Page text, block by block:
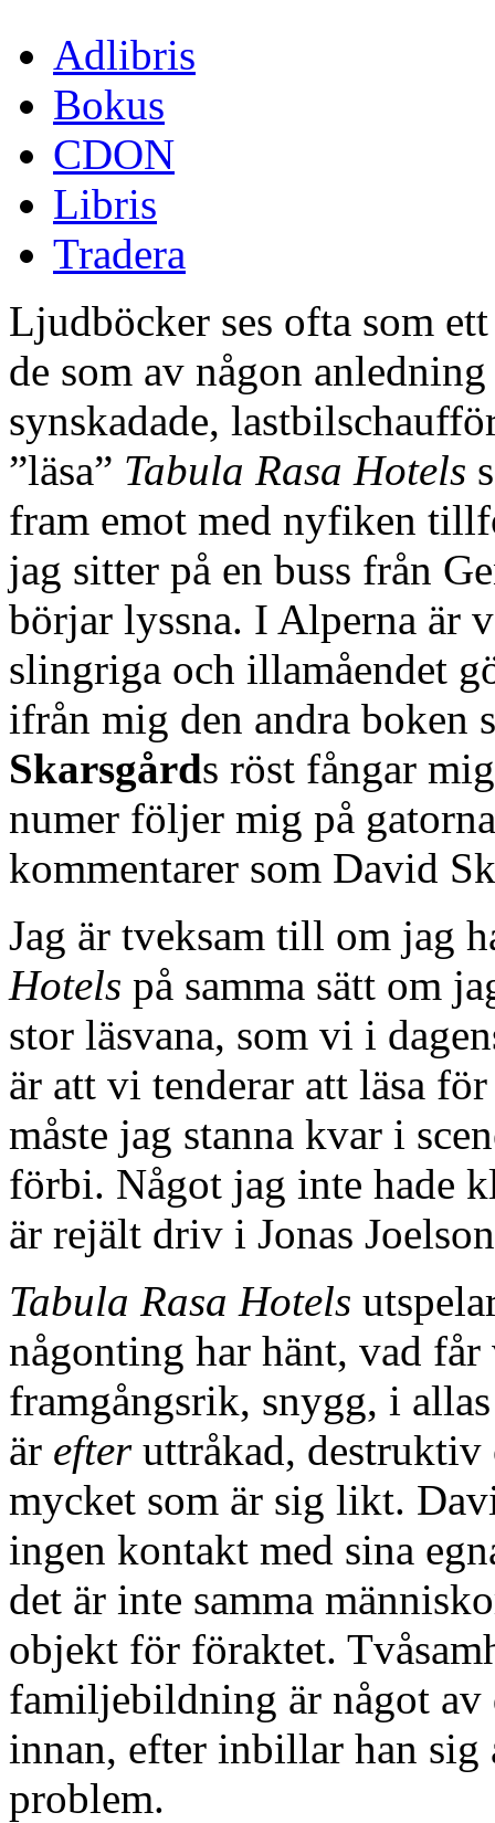
Adlibris
Bokus
CDON
Libris
Tradera
Ljudböcker ses ofta som
de som av någon
synskadade,
”läsa” Tabula Rasa Hotels
fram emot med nyfiken
jag sitter på en buss från
börjar lyssna. I Alperna är
slingriga och illamåendet
ifrån mig den andra boken
Skarsgårds röst fångar
numer följer mig på
kommentarer som David
Jag är tveksam till om jag
Hotels på samma sätt om
stor läsvana, som vi i
är att vi tenderar att läsa
måste jag stanna kvar i
förbi. Något jag inte hade
är rejält driv i Jonas
Tabula Rasa Hotels
någonting har hänt, vad
framgångsrik, snygg, i
är efteruttråkad, destruktiv
mycket som är sig likt.
ingen kontakt med sina
det är inte samma
objekt för föraktet.
familjebildning är något av
innan, efter inbillar han sig
problem.